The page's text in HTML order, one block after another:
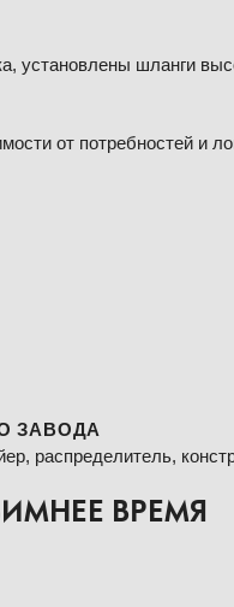
установлены шланги
от потребностей и
ЗАВОДА
распределитель,
ВРЕМЯ